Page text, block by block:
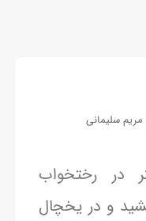
مریم سلیمانی
در رختخواب
و در یخچال